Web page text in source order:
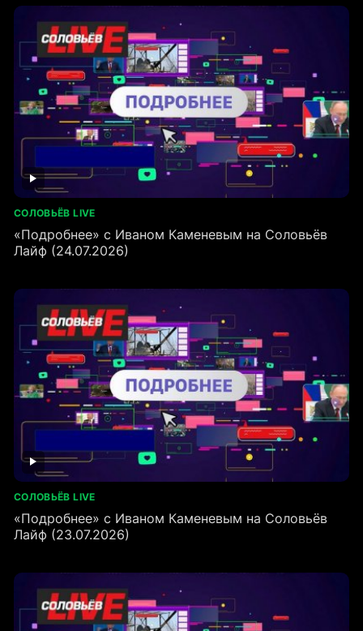
СОЛОВЬЁВ LIVE
«Подробнее» с Иваном Каменевым на Соловьёв
Лайф (24.07.2026)
СОЛОВЬЁВ LIVE
«Подробнее» с Иваном Каменевым на Соловьёв
Лайф (23.07.2026)